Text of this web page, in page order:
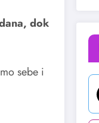
dok
sebe i